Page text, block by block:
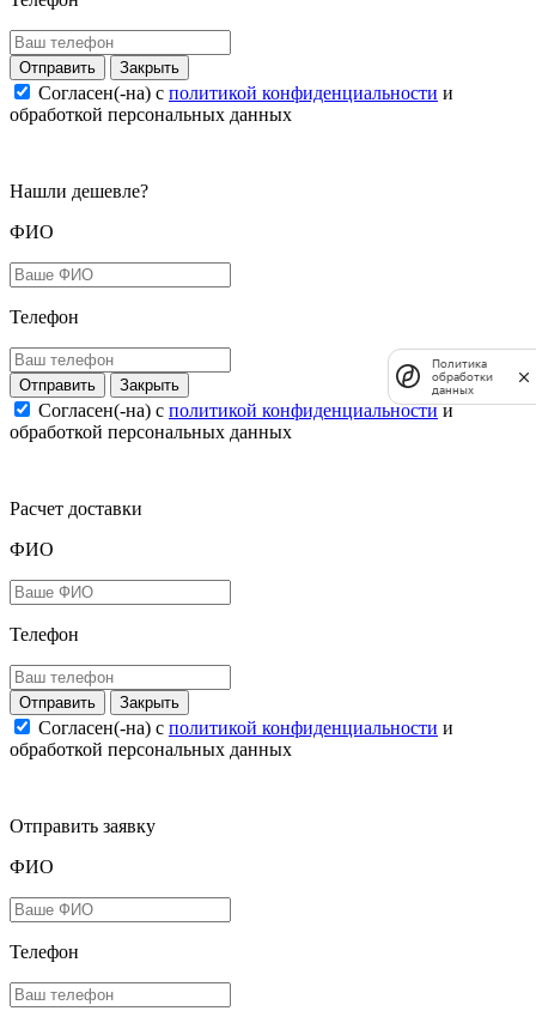
Закрыть
Согласен(-на) c политикой конфиденциальности и
обработкой персональных данных
Нашли дешевле?
ФИО
Телефон
Закрыть
Согласен(-на) c политикой конфиденциальностии
обработкой персональных данных
Расчет доставки
ФИО
Телефон
Закрыть
Согласен(-на) c политикой конфиденциальности и
обработкой персональных данных
Отправить заявку
ФИО
Телефон
Политика
обработки
данных